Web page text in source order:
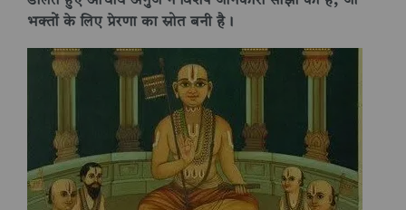
भक्तों के लिए प्रेरणा का स्रोत बनी है।